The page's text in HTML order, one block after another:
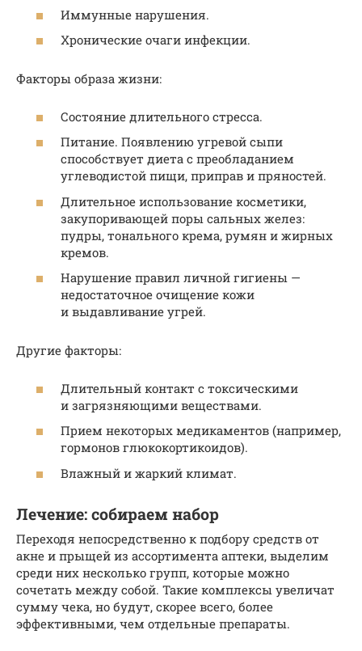
Иммунные нарушения.
Хронические очаги инфекции.
Факторы образа жизни:
Состояние длительного стресса.
Питание. Появлению угревой сыпи
способствует диета с преобладанием
углеводистой пищи, приправ и пряностей.
Длительное использование косметики,
закупоривающей поры сальных желез:
пудры, тонального крема, румян и жирных
кремов.
Нарушение правил личной гигиены —
недостаточное очищение кожи
и выдавливание угрей.
Другие факторы:
Длительный контакт с токсическими
и загрязняющими веществами.
Прием некоторых медикаментов (например,
гормонов глюкокортикоидов).
Влажный и жаркий климат.
Лечение: собираем набор
Переходя непосредственно к подбору средств от
акне и прыщей из ассортимента аптеки, выделим
среди них несколько групп, которые можно
сочетать между собой. Такие комплексы увеличат
сумму чека, но будут, скорее всего, более
эффективными, чем отдельные препараты.